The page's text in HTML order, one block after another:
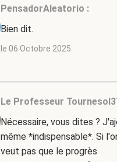
PensadorAleatorio :
Bien dit.
le 06 Octobre 2025
Le Professeur
Nécessaire, vous dites ?
même *indispensable*. Si
veut pas que le progrès